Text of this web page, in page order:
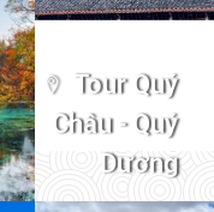
Tour Quý
Châu - Quý
Dương